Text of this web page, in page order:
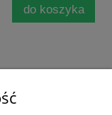
do koszyka